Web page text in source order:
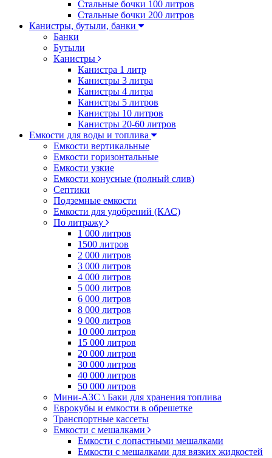
Стальные бочки 100 литров
Стальные бочки 200 литров
Канистры, бутыли, банки
Банки
Бутыли
Канистры
Канистра 1 литр
Канистры 3 литра
Канистры 4 литра
Канистры 5 литров
Канистры 10 литров
Канистры 20-60 литров
Емкости для воды и топлива
Емкости вертикальные
Емкости горизонтальные
Емкости узкие
Емкости конусные (полный слив)
Септики
Подземные емкости
Емкости для удобрений (КАС)
По литражу
1 000 литров
1500 литров
2 000 литров
3 000 литров
4 000 литров
5 000 литров
6 000 литров
8 000 литров
9 000 литров
10 000 литров
15 000 литров
20 000 литров
30 000 литров
40 000 литров
50 000 литров
Мини-АЗС \ Баки для хранения топлива
Еврокубы и емкости в обрешетке
Транспортные кассеты
Емкости с мешалками
Емкости с лопастными мешалками
Емкости с мешалками для вязких жидкостей